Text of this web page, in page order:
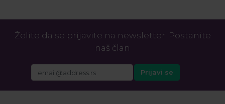
Želite da se prijavite na newsletter. Postanite
naš član